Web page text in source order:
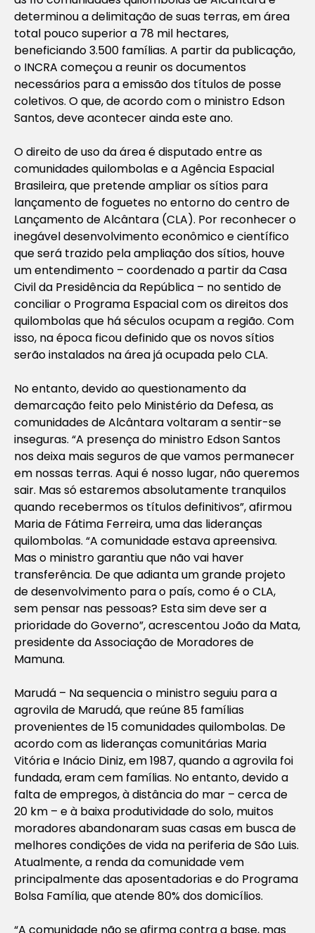
determinou a delimitação de suas terras, em área
total pouco superior a 78 mil hectares,
beneficiando 3.500 famílias. A partir da publicação,
o INCRA começou a reunir os documentos
necessários para a emissão dos títulos de posse
coletivos. O que, de acordo com o ministro Edson
Santos, deve acontecer ainda este ano.
O direito de uso da área é disputado entre as
comunidades quilombolas e a Agência Espacial
Brasileira, que pretende ampliar os sítios para
lançamento de foguetes no entorno do centro de
Lançamento de Alcântara (CLA). Por reconhecer o
inegável desenvolvimento econômico e científico
que será trazido pela ampliação dos sítios, houve
um entendimento – coordenado a partir da Casa
Civil da Presidência da República – no sentido de
conciliar o Programa Espacial com os direitos dos
quilombolas que há séculos ocupam a região. Com
isso, na época ficou definido que os novos sítios
serão instalados na área já ocupada pelo CLA.
No entanto, devido ao questionamento da
demarcação feito pelo Ministério da Defesa, as
comunidades de Alcântara voltaram a sentir-se
inseguras. “A presença do ministro Edson Santos
nos deixa mais seguros de que vamos permanecer
em nossas terras. Aqui é nosso lugar, não queremos
sair. Mas só estaremos absolutamente tranquilos
quando recebermos os títulos definitivos”, afirmou
Maria de Fátima Ferreira, uma das lideranças
quilombolas. “A comunidade estava apreensiva.
Mas o ministro garantiu que não vai haver
transferência. De que adianta um grande projeto
de desenvolvimento para o país, como é o CLA,
sem pensar nas pessoas? Esta sim deve ser a
prioridade do Governo”, acrescentou João da Mata,
presidente da Associação de Moradores de
Mamuna.
Marudá – Na sequencia o ministro seguiu para a
agrovila de Marudá, que reúne 85 famílias
provenientes de 15 comunidades quilombolas. De
acordo com as lideranças comunitárias Maria
Vitória e Inácio Diniz, em 1987, quando a agrovila foi
fundada, eram cem famílias. No entanto, devido a
falta de empregos, à distância do mar – cerca de
20 km – e à baixa produtividade do solo, muitos
moradores abandonaram suas casas em busca de
melhores condições de vida na periferia de São Luis.
Atualmente, a renda da comunidade vem
principalmente das aposentadorias e do Programa
Bolsa Família, que atende 80% dos domicílios.
“A comunidade não se afirma contra a base, mas